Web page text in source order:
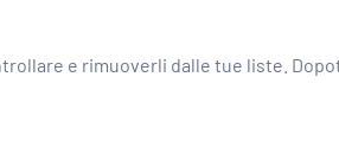
e rimuoverli dalle tue liste.